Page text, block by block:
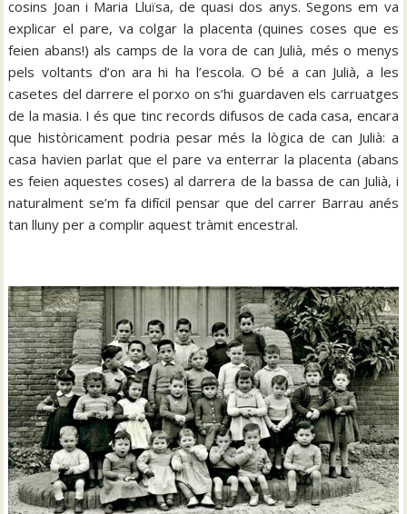
cosins Joan i Maria Lluïsa, de quasi dos anys. Segons em va
explicar el pare, va colgar la placenta (quines coses que es
feien abans!) als camps de la vora de can Julià, més o menys
pels voltants d’on ara hi ha l’escola. O bé a can Julià, a les
casetes del darrere el porxo on s’hi guardaven els carruatges
de la masia. I és que tinc records difusos de cada casa, encara
que històricament podria pesar més la lògica de can Julià: a
casa havien parlat que el pare va enterrar la placenta (abans
es feien aquestes coses) al darrera de la bassa de can Julià, i
naturalment se’m fa difícil pensar que del carrer Barrau anés
tan lluny per a complir aquest tràmit encestral.